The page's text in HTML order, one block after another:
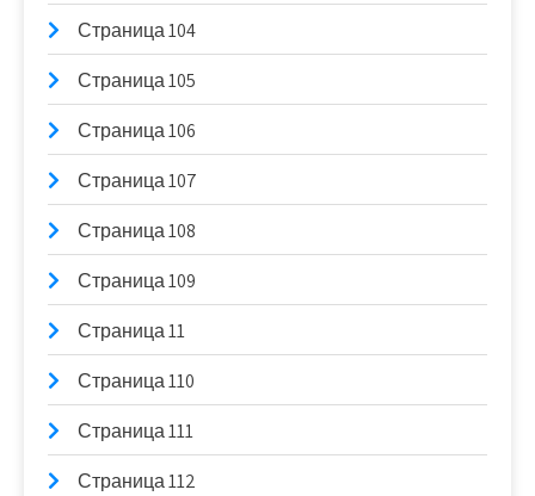
Страница 104
Страница 105
Страница 106
Страница 107
Страница 108
Страница 109
Страница 11
Страница 110
Страница 111
Страница 112